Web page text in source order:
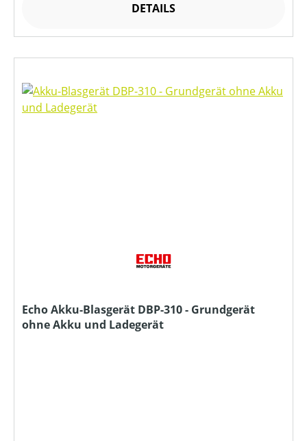
DETAILS
Echo Akku-Blasgerät DBP-310 - Grundgerät
ohne Akku und Ladegerät